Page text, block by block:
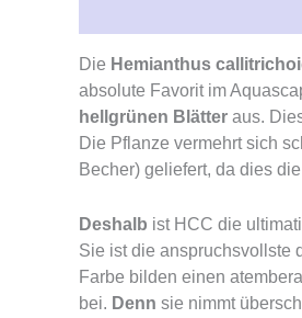
Die Hemianthus
absolute Favorit im
hellgrünen Blätter aus.
Die Pflanze vermehrt sich
Becher) geliefert, da dies
Deshalb ist HCC die
Sie ist die anspruchsvollste
Farbe bilden einen
bei. Denn sie nimmt